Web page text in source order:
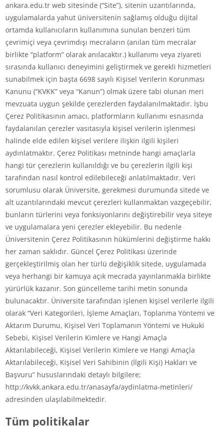
ankara.edu.tr web sitesinde (“Site”), sitenin uzantılarında,
uygulamalarda yahut üniversitenin sağlamış olduğu dijital
ortamda kullanıcıların kullanımına sunulan benzeri tüm
çevrimiçi veya çevrimdışı mecraların (anılan tüm mecralar
birlikte “platform” olarak anılacaktır.) kullanımı veya ziyareti
sırasında kullanıcı deneyimini geliştirmek ve gerekli hizmetleri
sunabilmek için başta 6698 sayılı Kişisel Verilerin Korunması
Kanunu (“KVKK” veya “Kanun”) olmak üzere tabi olunan meri
mevzuata uygun şekilde çerezlerden faydalanılmaktadır. İşbu
Çerez Politikasının amacı, platformların kullanımı esnasında
faydalanılan çerezler vasıtasıyla kişisel verilerin işlenmesi
halinde elde edilen kişisel verilere ilişkin ilgili kişileri
aydınlatmaktır. Çerez Politikası metninde hangi amaçlarla
hangi tür çerezlerin kullanıldığı ve bu çerezlerin ilgili kişi
tarafından nasıl kontrol edilebileceği anlatılmaktadır. Veri
sorumlusu olarak Üniversite, gerekmesi durumunda sitede ve
alt uzantılarındaki mevcut çerezleri kullanmaktan vazgeçebilir,
bunların türlerini veya fonksiyonlarını değiştirebilir veya siteye
ve uygulamalara yeni çerezler ekleyebilir. Bu nedenle
Üniversitenin Çerez Politikasının hükümlerini değiştirme hakkı
her zaman saklıdır. Güncel Çerez Politikası üzerinde
gerçekleştirilmiş olan her türlü değişiklik sitede, uygulamada
veya herhangi bir kamuya açık mecrada yayınlanmakla birlikte
yürürlük kazanır. Son güncelleme tarihi metin sonunda
bulunacaktır. Üniversite tarafından işlenen kişisel verilerle ilgili
olarak “Veri Kategorileri, İşleme Amaçları, Toplanma Yöntemi ve
Aktarım Durumu, Kişisel Veri Toplamanın Yöntemi ve Hukuki
Sebebi, Kişisel Verilerin Kimlere ve Hangi Amaçla
Aktarılabileceği, Kişisel Verilerin Kimlere ve Hangi Amaçla
Aktarılabileceği, Kişisel Veri Sahibinin (İlgili Kişi) Hakları ve
Başvuru” hususlarındaki detaylı bilgilere;
http://kvkk.ankara.edu.tr/anasayfa/aydinlatma-metinleri/
adresinden ulaşılabilmektedir.
Tüm politikalar